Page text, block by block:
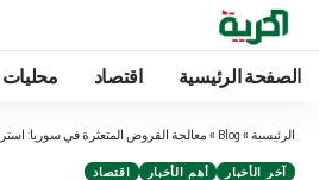
الصفحة الرئيسية اقتصاد محليات
الرئيسية »
Blog
» معالجة القروض المتعثرة في سوريا:
آخر الأخبار أهم الأخبار اقتصاد